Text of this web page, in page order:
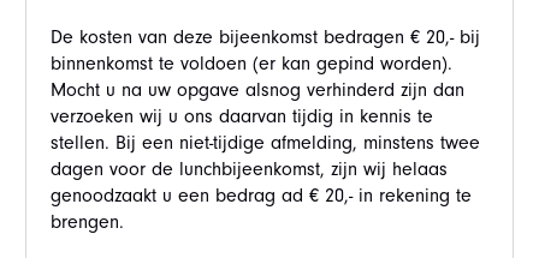
De kosten van deze bijeenkomst bedragen € 20,- bij
binnenkomst te voldoen (er kan gepind worden).
Mocht u na uw opgave alsnog verhinderd zijn dan
verzoeken wij u ons daarvan tijdig in kennis te
stellen. Bij een niet-tijdige afmelding, minstens twee
dagen voor de lunchbijeenkomst, zijn wij helaas
genoodzaakt u een bedrag ad € 20,- in rekening te
brengen.